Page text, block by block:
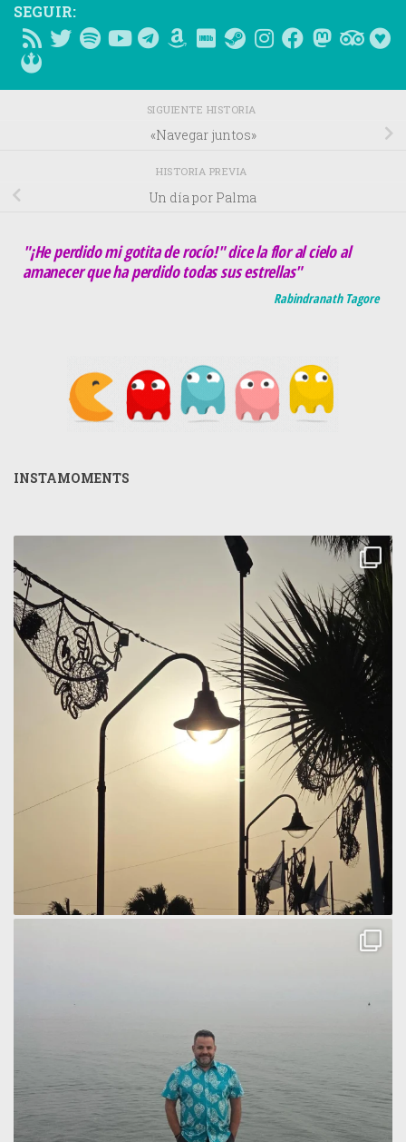
SEGUIR:
SIGUIENTE HISTORIA
«Navegar juntos»
HISTORIA PREVIA
Un día por Palma
"¡He perdido mi gotita de rocío!" dice la flor al cielo al
amanecer que ha perdido todas sus estrellas"
Rabindranath Tagore
INSTAMOMENTS